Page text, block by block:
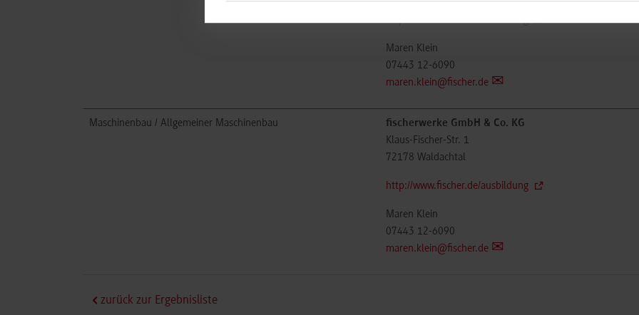
Maren Klein
07443 12-6090
maren.klein@fischer.de
Maschinenbau / Allgemeiner Maschinenbau
fischerwerke GmbH & Co. KG
Klaus-Fischer-Str. 1
72178 Waldachtal
http://www.fischer.de/ausbildung
Maren Klein
07443 12-6090
maren.klein@fischer.de
zurück zur Ergebnisliste